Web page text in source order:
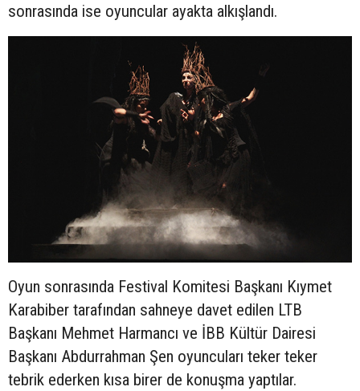
sonrasında ise oyuncular ayakta alkışlandı.
Oyun sonrasında Festival Komitesi Başkanı Kıymet
Karabiber tarafından sahneye davet edilen LTB
Başkanı Mehmet Harmancı ve İBB Kültür Dairesi
Başkanı Abdurrahman Şen oyuncuları teker teker
tebrik ederken kısa birer de konuşma yaptılar.